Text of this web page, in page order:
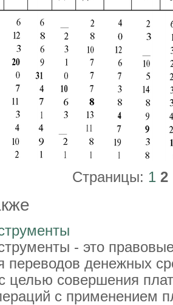
Страницы: 1 2
- это
переводов денежных
целью совершения
с применением